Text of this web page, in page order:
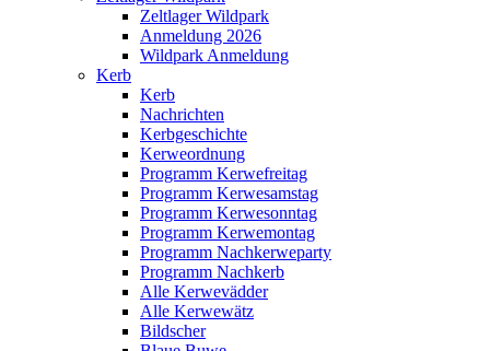
Zeltlager Wildpark
Anmeldung 2026
Wildpark Anmeldung
Kerb
Kerb
Nachrichten
Kerbgeschichte
Kerweordnung
Programm Kerwefreitag
Programm Kerwesamstag
Programm Kerwesonntag
Programm Kerwemontag
Programm Nachkerweparty
Programm Nachkerb
Alle Kerwevädder
Alle Kerwewätz
Bildscher